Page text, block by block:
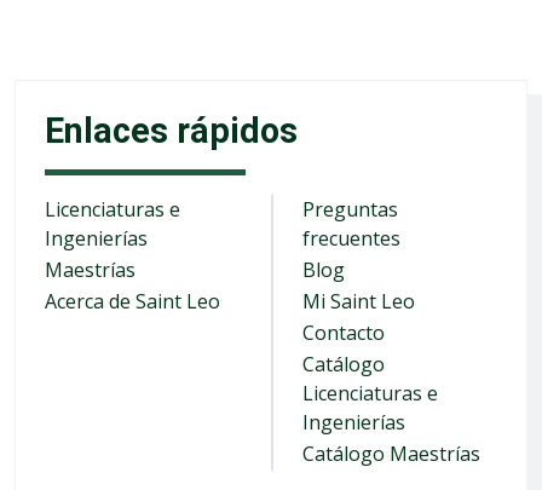
Enlaces rápidos
Licenciaturas e
Ingenierías
Maestrías
Acerca de Saint Leo
Preguntas
frecuentes
Blog
Mi Saint Leo
Contacto
Catálogo
Licenciaturas e
Ingenierías
Catálogo Maestrías